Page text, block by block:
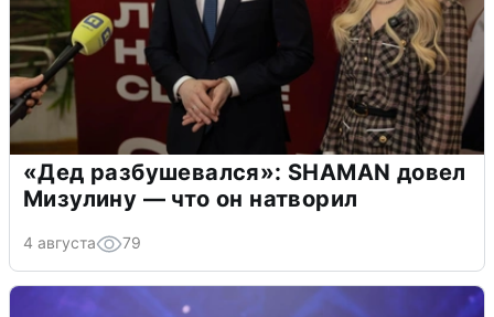
«Дед разбушевался»: SHAMAN довел
Мизулину — что он натворил
4 августа 79